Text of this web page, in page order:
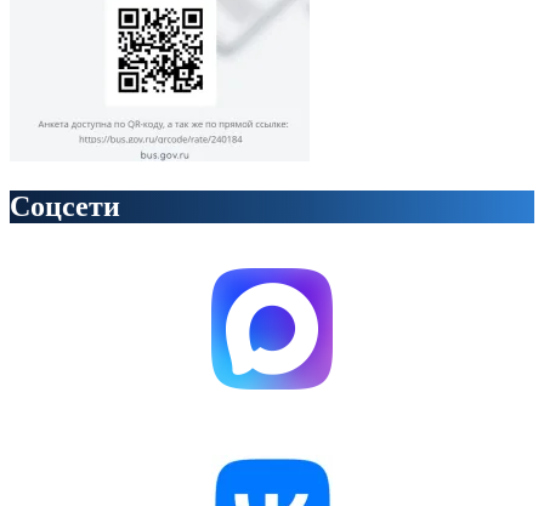
Соцсети